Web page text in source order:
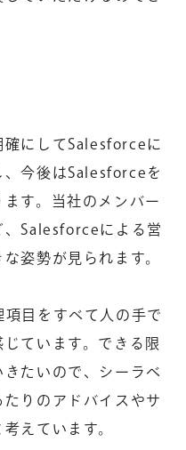
確にしてSalesforceに
、今後はSalesforceを
す。当社のメンバー
、Salesforceによる営
姿勢が見られます。
目をすべて人の手で
ています。できる限
たいので、シーラベ
りのアドバイスやサ
えています。